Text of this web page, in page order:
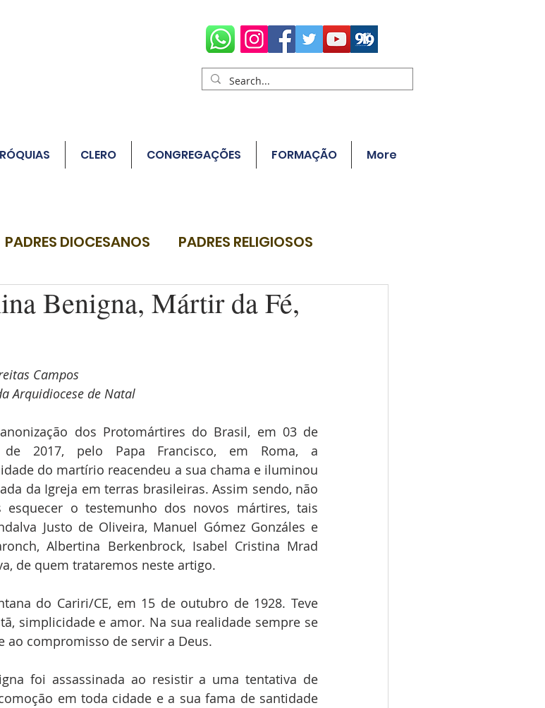
CLERO CONGREGAÇÕES FORMAÇÃO More
PADRES DIOCESANOS PADRES RELIGIOSOS
Benigna, Mártir da Fé,
Campos
Arquidiocese de Natal
dos Protomártires do Brasil, em 03 de
de 2017, pelo Papa Francisco, em Roma, a
do martírio reacendeu a sua chama e iluminou
da Igreja em terras brasileiras. Assim sendo, não
esquecer o testemunho dos novos mártires, tais
Justo de Oliveira, Manuel Gómez Gonzáles e
Albertina Berkenbrock, Isabel Cristina Mrad
de quem trataremos neste artigo.
do Cariri/CE, em 15 de outubro de 1928. Teve
simplicidade e amor. Na sua realidade sempre se
ao compromisso de servir a Deus.
foi assassinada ao resistir a uma tentativa de
em toda cidade e a sua fama de santidade